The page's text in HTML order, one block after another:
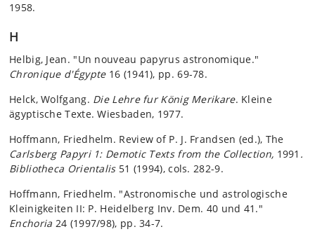
1958.
H
Helbig, Jean. "Un nouveau papyrus astronomique."
Chronique d'Égypte16 (1941), pp. 69-78.
Helck, Wolfgang. Die Lehre fur König Merikare. Kleine
ägyptische Texte. Wiesbaden, 1977.
Hoffmann, Friedhelm. Review of P. J. Frandsen (ed.), The
Carlsberg Papyri 1: Demotic Texts from the Collection, 1991 .
Bibliotheca Orientalis51 (1994), cols. 282-9.
Hoffmann, Friedhelm. "Astronomische und astrologische
Kleinigkeiten II: P. Heidelberg Inv. Dem. 40 und 41."
Enchoria 24 (1997/98), pp. 34-7.